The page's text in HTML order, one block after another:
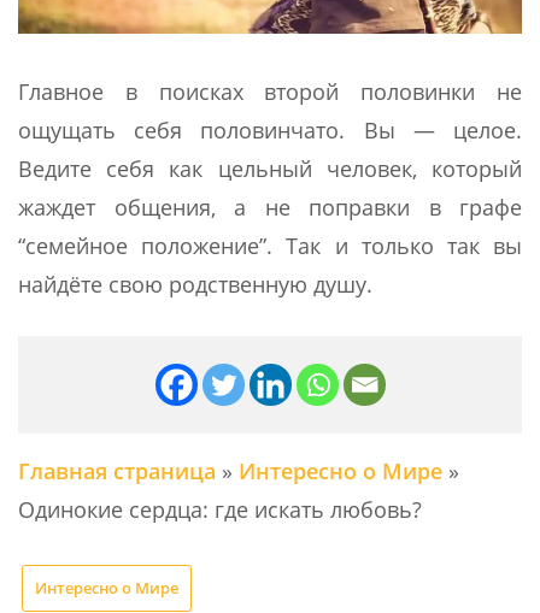
Главное в поисках второй половинки не
ощущать себя половинчато. Вы — целое.
Ведите себя как цельный человек, который
жаждет общения, а не поправки в графе
“семейное положение”. Так и только так вы
найдёте свою родственную душу.
Главная страница » Интересно о Мире »
Одинокие сердца: где искать любовь?
Интересно о Мире